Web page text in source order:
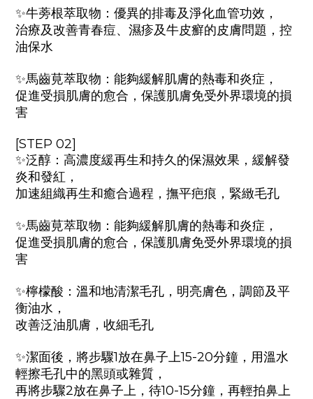
✨牛蒡根萃取物：優異的排毒及淨化血管功效，
治療及改善青春痘、濕疹及牛皮癬的皮膚問題，控
油保水
✨馬齒莧萃取物：能夠緩解肌膚的熱毒和炎症，
促進受損肌膚的愈合，保護肌膚免受外界環境的損
害
[STEP 02]
✨泛醇：高濃度緩再生和持久的保濕效果，緩解發
炎和發紅，
加速組織再生和癒合過程，撫平疤痕，緊緻毛孔
✨馬齒莧萃取物：能夠緩解肌膚的熱毒和炎症，
促進受損肌膚的愈合，保護肌膚免受外界環境的損
害
✨檸檬酸：溫和地清潔毛孔，明亮膚色，調節及平
衡油水，
改善泛油肌膚，收細毛孔
✨潔面後，將步驟1放在鼻子上15-20分鐘，用溫水
輕擦毛孔中的黑頭或雜質，
再將步驟2放在鼻子上，待10-15分鐘，再輕拍鼻上